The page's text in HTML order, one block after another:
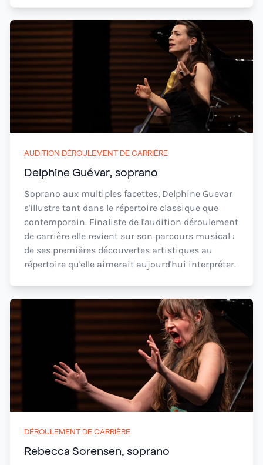
AUDITION DÉROULEMENT DE CARRIÈRE
Delphine Guévar, soprano
Soprano aux multiples facettes, Delphine Guevar
s'illustre tant dans le répertoire classique que
contemporain. Finaliste de l'audition déroulement
de carrière elle revient sur son parcours musical :
de ses premières découvertes artistiques au
répertoire qu'elle aimerait aujourd'hui interpréter.
DÉROULEMENT DE CARRIÈRE
Rebecca Sorensen, soprano